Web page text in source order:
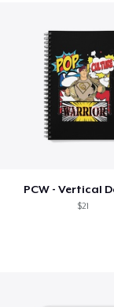
PCW - Vertical
$21